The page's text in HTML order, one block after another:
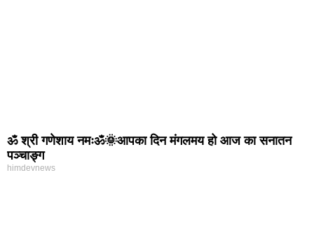
ॐ श्री गणेशाय नमःॐ🌞आपका दिन मंगलमय हो आज का सनातन
पञ्चाङ्ग
himdevnews